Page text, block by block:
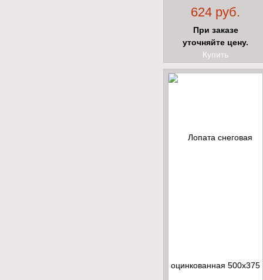
624 руб.
При заказе
уточняйте цену.
Купить